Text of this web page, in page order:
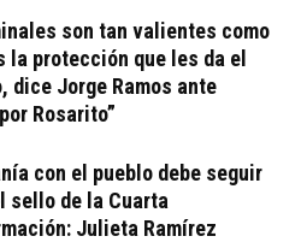
son tan valientes como
la protección que les da el
dice Jorge Ramos ante
Rosarito”
con el pueblo debe seguir
sello de la Cuarta
Julieta Ramírez